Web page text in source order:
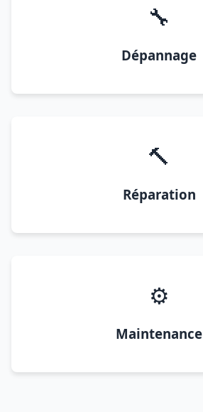
🔧
Dépannage
🔨
Réparation
⚙️
Maintenance